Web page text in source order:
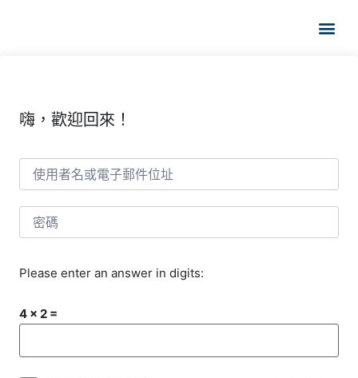
嗨，歡迎回來！
Please enter an answer in digits:
4 × 2 =